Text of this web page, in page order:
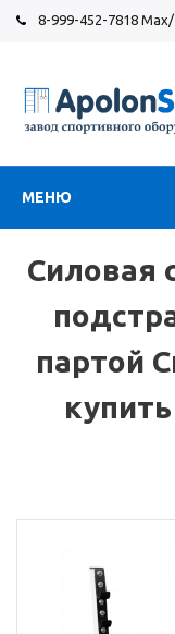
8-999-452-7818
МЕНЮ
Силовая
партой